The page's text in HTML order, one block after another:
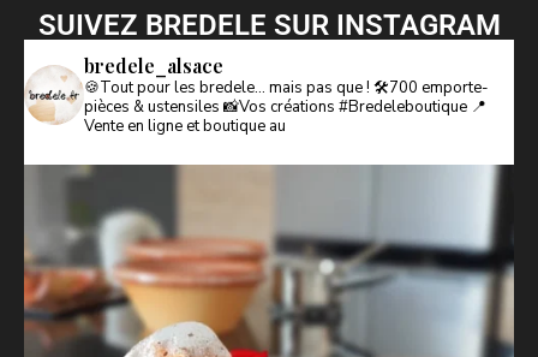
SUIVEZ BREDELE SUR INSTAGRAM
bredele_alsace
🍪Tout pour les bredele… mais pas que ! 🛠️700 emporte-
pièces & ustensiles 📸Vos créations #Bredeleboutique 📍
Vente en ligne et boutique au